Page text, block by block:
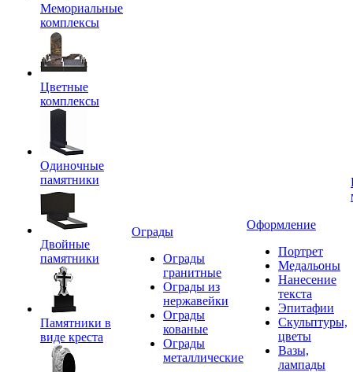
Мемориальные
комплексы
Цветные
комплексы
Одиночные
памятники
Двойные
памятники
Памятники в
виде креста
Ограды
Ограды
гранитные
Ограды из
нержавейки
Ограды
кованые
Ограды
металлические
Оформление
Портрет
Медальоны
Нанесение
текста
Эпитафии
Скульптуры,
цветы
Вазы,
лампады